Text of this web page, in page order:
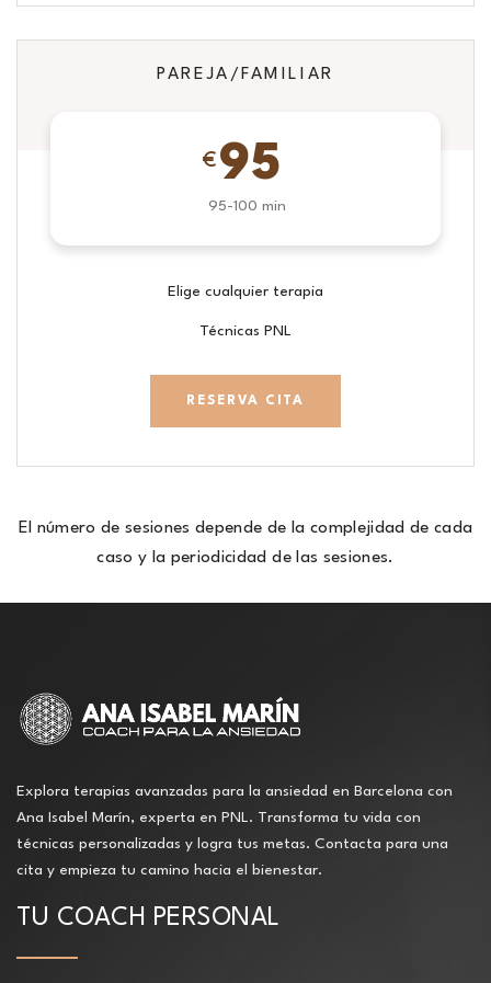
PAREJA/FAMILIAR
€ 95
95-100 min
Elige cualquier terapia
Técnicas PNL
RESERVA CITA
El número de sesiones depende de la complejidad de cada
caso y la periodicidad de las sesiones.
Explora terapias avanzadas para la ansiedad en Barcelona con
Ana Isabel Marín, experta en PNL. Transforma tu vida con
técnicas personalizadas y logra tus metas. Contacta para una
cita y empieza tu camino hacia el bienestar.
TU COACH PERSONAL